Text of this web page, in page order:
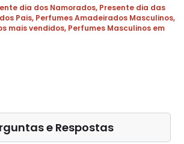
dia dos Namorados, Presente dia das
Pais, Perfumes Amadeirados Masculinos,
mais vendidos, Perfumes Masculinos em
e Respostas